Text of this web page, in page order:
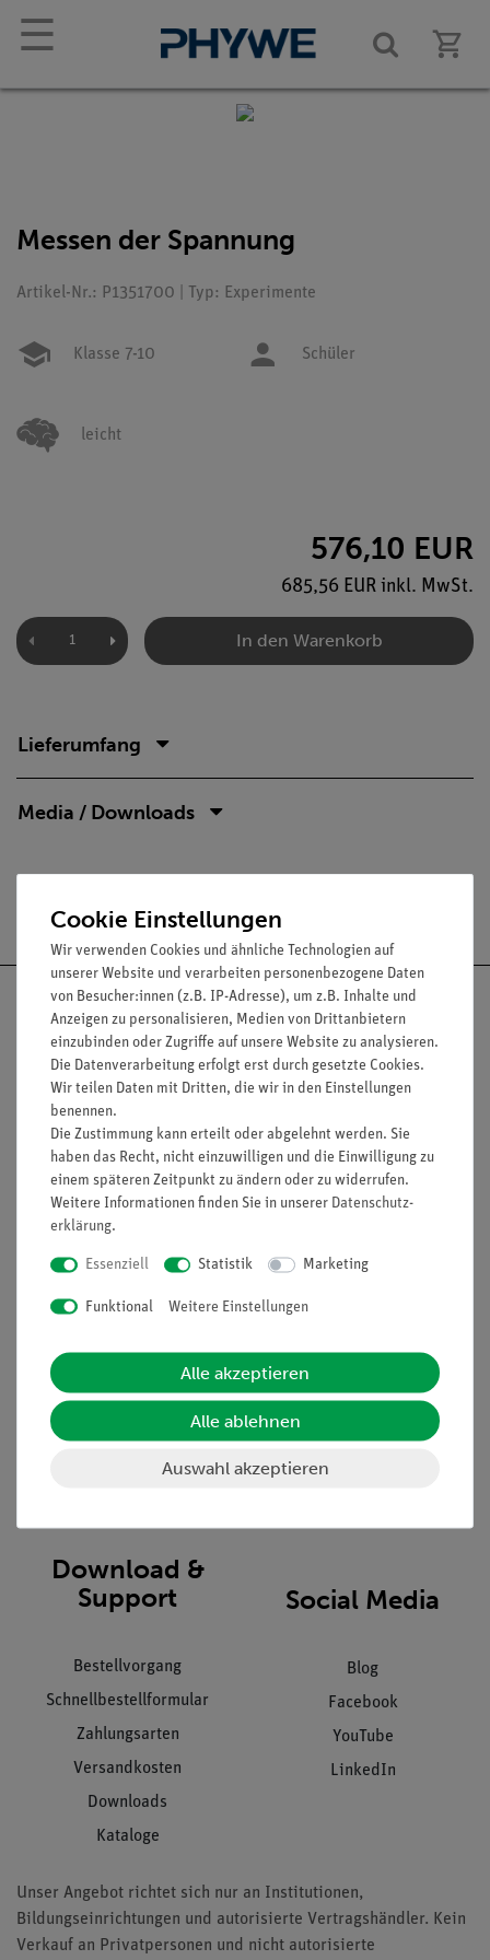
☰
Messen der Spannung
Artikel-Nr.: P1351700 | Typ: Experimente
Klasse 7-10 Schüler
leicht
576,10 EUR
685,56 EUR inkl. MwSt.
In den Warenkorb
Lieferumfang
Media / Downloads
Nach oben
Informationen
Unternehmen
Projekte und Lösungen
Presse
Hinweisgeberschutz
Datenschutz
Impressum
Service
Beratung & Showroom
Inventarisierungs- &
Inbetriebnahme & Schulungen
Kundendienst
Download &
Support
Bestellvorgang
Schnellbestellformular
Zahlungsarten
Versandkosten
Downloads
Kataloge
Social Media
Blog
Facebook
YouTube
LinkedIn
Unser Angebot richtet sich nur an Institutionen,
Bildungseinrichtungen und autorisierte Vertragshändler. Kein
Verkauf an Privatpersonen und nicht autorisierte
Cookie Einstellungen
Wir verwenden Cookies und ähnliche Technologien auf
unserer Website und verarbeiten personenbezogene Daten
von Besucher:innen (z.B. IP-Adresse), um z.B. Inhalte und
Anzeigen zu personalisieren, Medien von Drittanbietern
einzubinden oder Zugriffe auf unsere Website zu analysieren.
Die Datenverarbeitung erfolgt erst durch gesetzte Cookies.
Wir teilen Daten mit Dritten, die wir in den Einstellungen
benennen.
Die Zustimmung kann erteilt oder abgelehnt werden. Sie
haben das Recht, nicht einzuwilligen und die Einwilligung zu
einem späteren Zeitpunkt zu ändern oder zu widerrufen.
Weitere Informationen finden Sie in unserer Daten­schutz­
erklärung.
Essenziell Statistik Marketing
Funktional Weitere Einstellungen
Alle akzeptieren
Alle ablehnen
Auswahl akzeptieren